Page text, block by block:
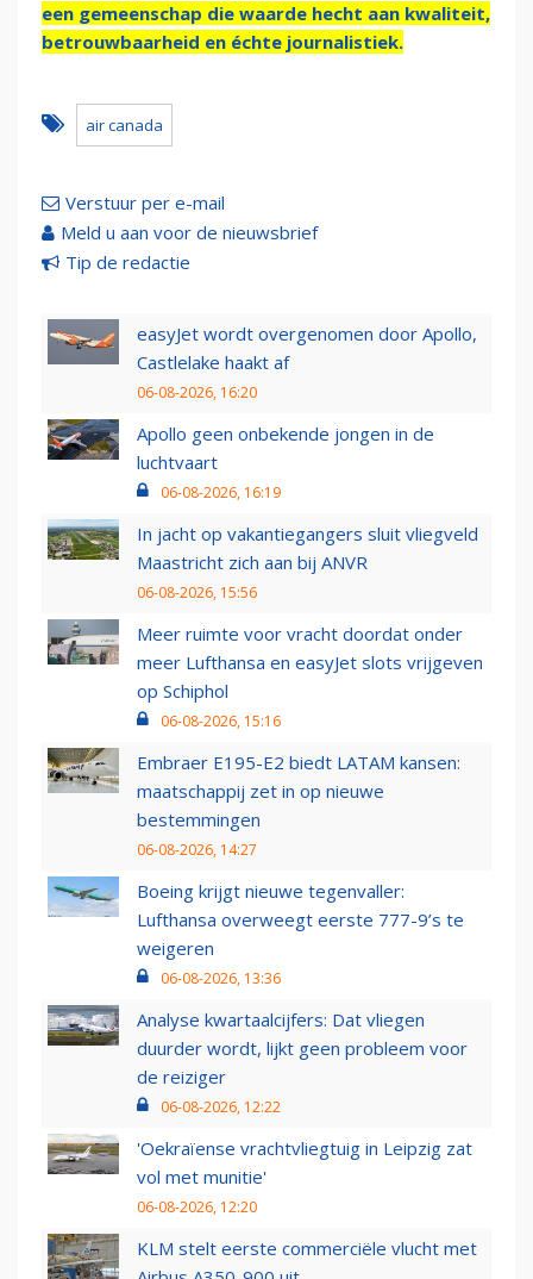
een gemeenschap die waarde hecht aan kwaliteit,
betrouwbaarheid en échte journalistiek.
air canada
Verstuur per e-mail
Meld u aan voor de nieuwsbrief
Tip de redactie
easyJet wordt overgenomen door Apollo,
Castlelake haakt af
06-08-2026, 16:20
Apollo geen onbekende jongen in de
luchtvaart
06-08-2026, 16:19
In jacht op vakantiegangers sluit vliegveld
Maastricht zich aan bij ANVR
06-08-2026, 15:56
Meer ruimte voor vracht doordat onder
meer Lufthansa en easyJet slots vrijgeven
op Schiphol
06-08-2026, 15:16
Embraer E195-E2 biedt LATAM kansen:
maatschappij zet in op nieuwe
bestemmingen
06-08-2026, 14:27
Boeing krijgt nieuwe tegenvaller:
Lufthansa overweegt eerste 777-9’s te
weigeren
06-08-2026, 13:36
Analyse kwartaalcijfers: Dat vliegen
duurder wordt, lijkt geen probleem voor
de reiziger
06-08-2026, 12:22
'Oekraïense vrachtvliegtuig in Leipzig zat
vol met munitie'
06-08-2026, 12:20
KLM stelt eerste commerciële vlucht met